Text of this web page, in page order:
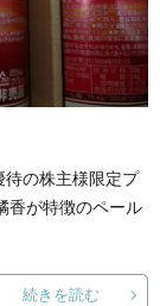
の株主様限定プ
香が特徴のペール
続きを読む